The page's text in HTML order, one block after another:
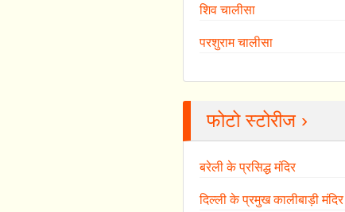
शिव चालीसा
परशुराम चालीसा
फोटो स्टोरीज ›
बरेली के प्रसिद्ध मंदिर
दिल्ली के प्रमुख कालीबाड़ी मंदिर